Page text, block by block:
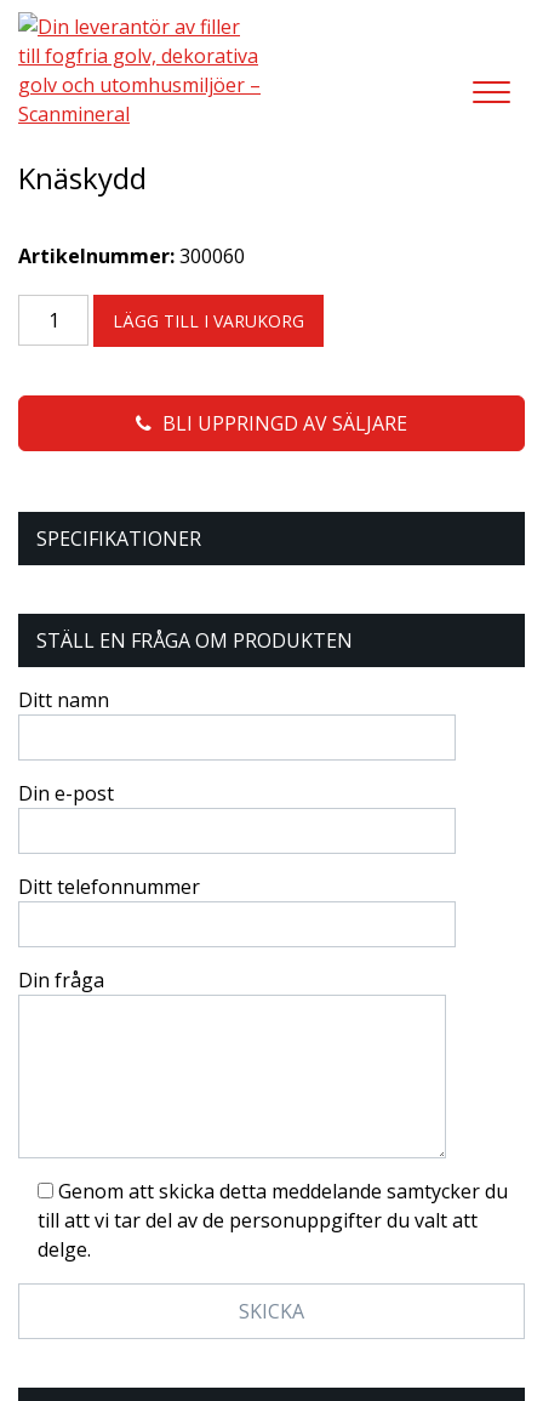
LÄGGUTRUSTNING
Knäskydd
Artikelnummer:300060
LÄGG TILL I VARUKORG
BLI UPPRINGD AV SÄLJARE
SPECIFIKATIONER
STÄLL EN FRÅGA OM PRODUKTEN
Ditt namn
Din e-post
Ditt telefonnummer
Din fråga
Genom att skicka detta meddelande samtycker du
till att vi tar del av de personuppgifter du valt att
delge.